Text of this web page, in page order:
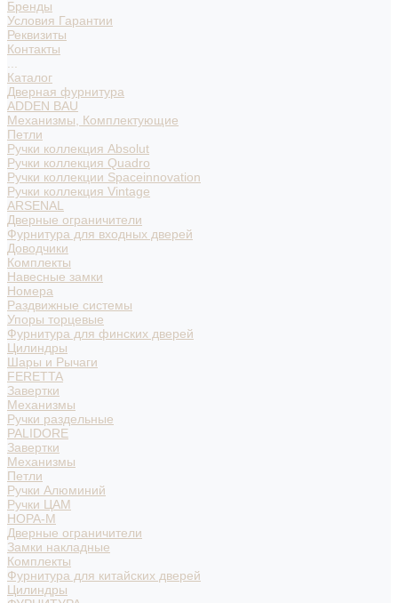
Бренды
Условия Гарантии
Реквизиты
Контакты
Каталог
Дверная фурнитура
ADDEN BAU
Механизмы, Комплектующие
Петли
Ручки коллекция Absolut
Ручки коллекция Quadro
Ручки коллекции Spaceinnovation
Ручки коллекция Vintage
ARSENAL
Дверные ограничители
Фурнитура для входных дверей
Доводчики
Комплекты
Навесные замки
Номера
Раздвижные системы
Упоры торцевые
Фурнитура для финских дверей
Цилиндры
Шары и Рычаги
FERETTA
Завертки
Механизмы
Ручки раздельные
PALIDORE
Завертки
Механизмы
Петли
Ручки Алюминий
Ручки ЦАМ
НОРА-М
Дверные ограничители
Замки накладные
Комплекты
Фурнитура для китайских дверей
Цилиндры